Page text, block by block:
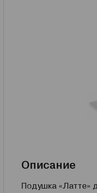
Описание
Подушка «Латте»